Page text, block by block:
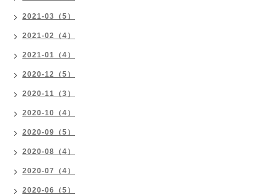
2021-03（5）
2021-02（4）
2021-01（4）
2020-12（5）
2020-11（3）
2020-10（4）
2020-09（5）
2020-08（4）
2020-07（4）
2020-06（5）